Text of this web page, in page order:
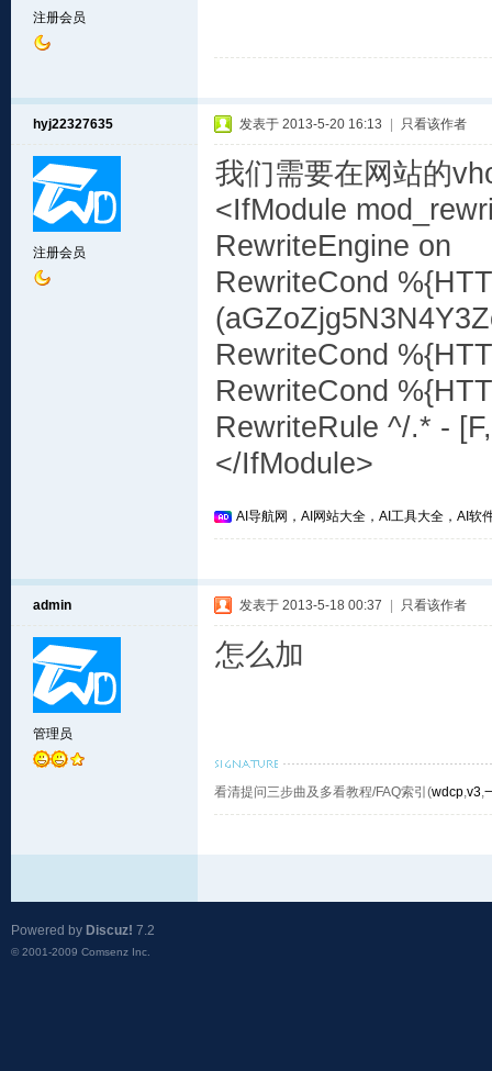
注册会员
hyj22327635
注册会员
发表于 2013-5-20 16:13 只看该作者
我们需要在网站的
<IfModule
RewriteEngine on
RewriteCond
RewriteCond
RewriteCond
RewriteRule ^/.* -
</IfModule>
AI导航网，AI网站大全，AI工具大全，AI软
admin
管理员
发表于 2013-5-18 00:37 只看该作者
怎么加
看清提问三步曲及多看教程/FAQ索引(wdcp,v3,
Powered by Discuz! 7.2
© 2001-2009 Comsenz Inc.